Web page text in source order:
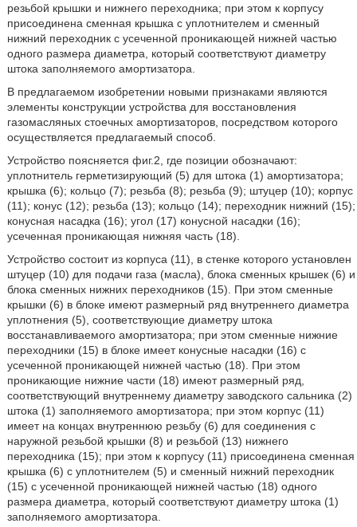
резьбой крышки и нижнего переходника; при этом к корпусу
присоединена сменная крышка с уплотнителем и сменный
нижний переходник с усеченной проникающей нижней частью
одного размера диаметра, который соответствуют диаметру
штока заполняемого амортизатора.
В предлагаемом изобретении новыми признаками являются
элементы конструкции устройства для восстановления
газомасляных стоечных амортизаторов, посредством которого
осуществляется предлагаемый способ.
Устройство поясняется фиг.2, где позиции обозначают:
уплотнитель герметизирующий (5) для штока (1) амортизатора;
крышка (6); кольцо (7); резьба (8); резьба (9); штуцер (10); корпус
(11); конус (12); резьба (13); кольцо (14); переходник нижний (15);
конусная насадка (16); угол (17) конусной насадки (16);
усеченная проникающая нижняя часть (18).
Устройство состоит из корпуса (11), в стенке которого установлен
штуцер (10) для подачи газа (масла), блока сменных крышек (6) и
блока сменных нижних переходников (15). При этом сменные
крышки (6) в блоке имеют размерный ряд внутреннего диаметра
уплотнения (5), соответствующие диаметру штока
восстанавливаемого амортизатора; при этом сменные нижние
переходники (15) в блоке имеет конусные насадки (16) с
усеченной проникающей нижней частью (18). При этом
проникающие нижние части (18) имеют размерный ряд,
соответствующий внутреннему диаметру заводского сальника (2)
штока (1) заполняемого амортизатора; при этом корпус (11)
имеет на концах внутреннюю резьбу (6) для соединения с
наружной резьбой крышки (8) и резьбой (13) нижнего
переходника (15); при этом к корпусу (11) присоединена сменная
крышка (6) с уплотнителем (5) и сменный нижний переходник
(15) с усеченной проникающей нижней частью (18) одного
размера диаметра, который соответствуют диаметру штока (1)
заполняемого амортизатора.